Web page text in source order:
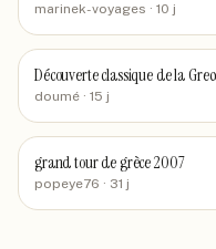
marinek-voyages · 10 j
Découverte classique de la
doumé · 15 j
grand tour de grèce 2007
popeye76 · 31 j